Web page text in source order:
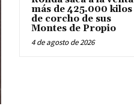
más de 425.000 kilos
de corcho de sus
Montes de Propio
4 de agosto de 2026